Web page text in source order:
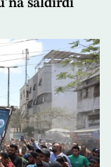
saldırdı